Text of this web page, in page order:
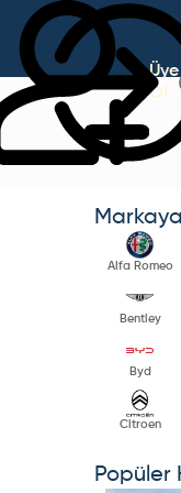
Üye
Ol
Alfa Romeo
Bentley
Byd
Citroen
Popüler